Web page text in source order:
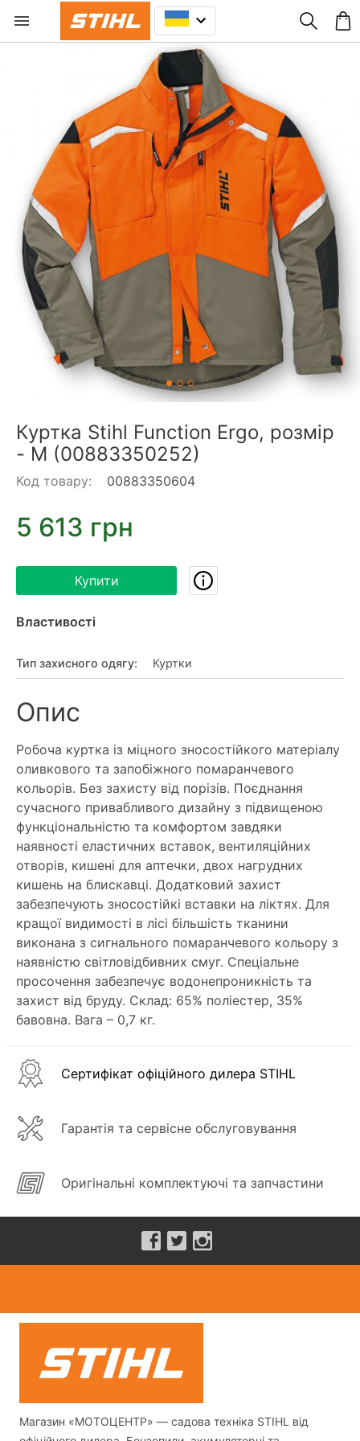
Куртка Stihl Function Ergo, розмір
- M (00883350252)
Код товару: 00883350604
5 613 грн
Купити
Властивості
Тип захисного одягу: Куртки
Опис
Робоча куртка із міцного зносостійкого матеріалу
оливкового та запобіжного помаранчевого
кольорів. Без захисту від порізів. Поєднання
сучасного привабливого дизайну з підвищеною
функціональністю та комфортом завдяки
наявності еластичних вставок, вентиляційних
отворів, кишені для аптечки, двох нагрудних
кишень на блискавці. Додатковий захист
забезпечують зносостійкі вставки на ліктях. Для
кращої видимості в лісі більшість тканини
виконана з сигнального помаранчевого кольору з
наявністю світловідбивних смуг. Спеціальне
просочення забезпечує водонепроникність та
захист від бруду. Склад: 65% поліестер, 35%
бавовна. Вага – 0,7 кг.
Сертифікат офіційного дилера STIHL
Гарантія та сервісне обслуговування
Оригінальні комплектуючі та запчастини
Магазин «МОТОЦЕНТР» — садова техніка STIHL від